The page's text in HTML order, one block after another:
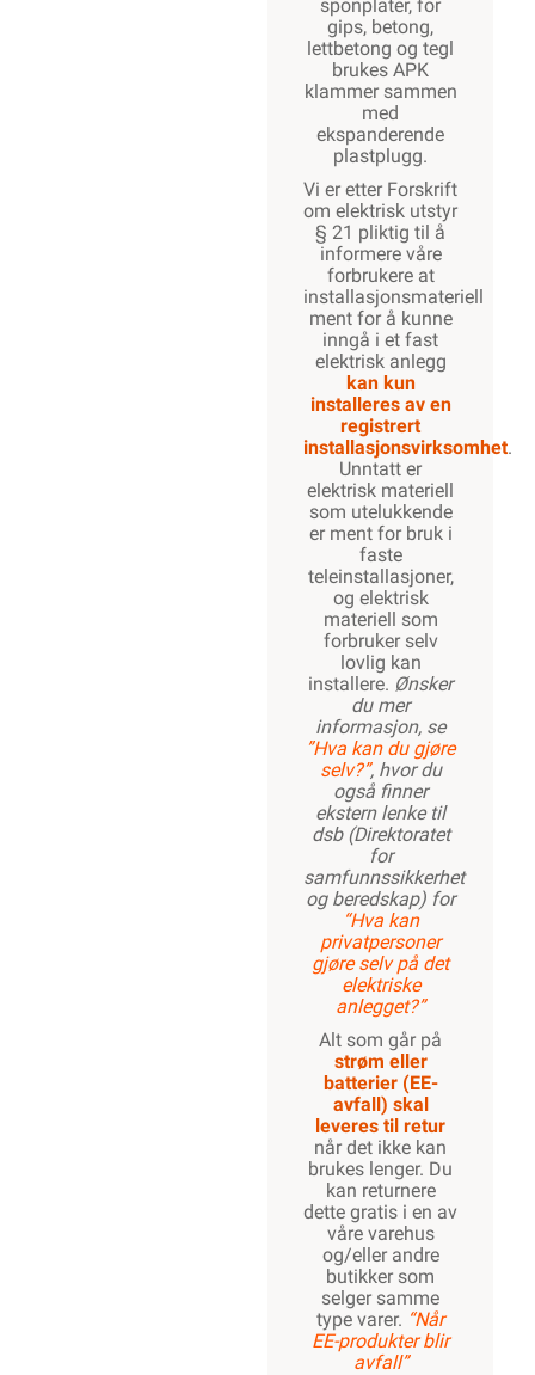
sponplater, for
gips, betong,
lettbetong og tegl
brukes APK
klammer sammen
med
ekspanderende
plastplugg.
Vi er etter Forskrift
om elektrisk utstyr
§ 21 pliktig til å
informere våre
forbrukere at
installasjonsmateriell
ment for å kunne
inngå i et fast
elektrisk anlegg
kan kun
installeres av en
registrert
installasjonsvirksomhet.
Unntatt er
elektrisk materiell
som utelukkende
er ment for bruk i
faste
teleinstallasjoner,
og elektrisk
materiell som
forbruker selv
lovlig kan
installere. Ønsker
du mer
informasjon, se
”Hva kan du gjøre
selv?”, hvor du
også finner
ekstern lenke til
dsb (Direktoratet
for
samfunnssikkerhet
og beredskap) for
“Hva kan
privatpersoner
gjøre selv på det
elektriske
anlegget?”
Alt som går på
strøm eller
batterier (EE-
avfall) skal
leveres til retur
når det ikke kan
brukes lenger. Du
kan returnere
dette gratis i en av
våre varehus
og/eller andre
butikker som
selger samme
type varer. “Når
EE-produkter blir
avfall”